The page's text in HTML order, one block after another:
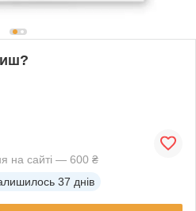
на сайті — 600 ₴
37 днів